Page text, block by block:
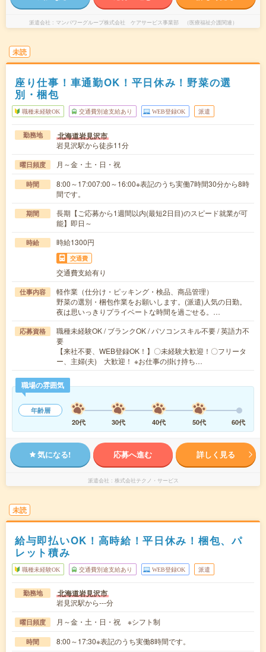
派遣会社 マンパワーグループ株式会社 ケアサービス事業部 （医療福祉介護関連）
未読
座り仕事！車通勤OK！平日休み！野菜の選
別・梱包
職種未経験OK 交通費別途支給あり WEB登録OK 派遣
勤務地 北海道岩見沢市
岩見沢駅から徒歩11分
曜日頻度 月～金・土・日・祝
時間
8:00～17:007:00～16:00※表記のうち実働7時間30分から8時
間です。
期間
長期【ご応募から1週間以内(最短2日目)のスピード就業が可
能】即日～
時給 時給1300円
交通費
交通費支給有り
仕事内容
軽作業（仕分け・ピッキング・検品、商品管理）
野菜の選別・梱包作業をお願いします。(派遣)人気の日勤。
夜は思いっきりプライベートな時間を過ごせる。…
応募資格
職種未経験OK / ブランクOK / パソコンスキル不要 / 英語力不
要
【来社不要、WEB登録OK！】〇未経験大歓迎！〇フリータ
ー、主婦(夫) 大歓迎！ ※お仕事の掛け持ち…
職場の雰囲気
年齢層
20代
30代 40代 50代 60代
気になる! 応募へ進む 詳しく見る
派遣会社 株式会社テクノ・サービス
未読
給与即払いOK！高時給！平日休み！梱包、パ
レット積み
職種未経験OK 交通費別途支給あり WEB登録OK 派遣
勤務地 北海道岩見沢市
岩見沢駅から---分
曜日頻度 月～金・土・日・祝 ※シフト制
時間 8:00～17:30※表記のうち実働8時間です。